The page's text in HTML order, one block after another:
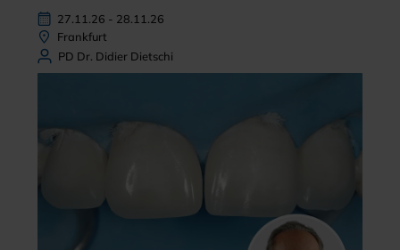
27.11.26 - 28.11.26
Frankfurt
PD Dr. Didier Dietschi